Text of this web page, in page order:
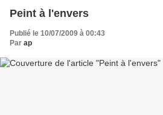
Peint à l'envers
Publié le 10/07/2009 à 00:43
Par ap